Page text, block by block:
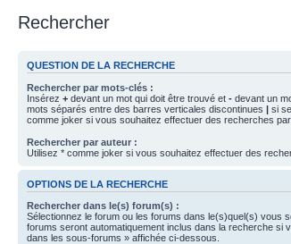
Rechercher
QUESTION DE LA RECHERCHE
Rechercher par mots-clés :
Insérez + devant un mot qui doit être trouvé et - devant un
mots séparés entre des barres verticales discontinues | si
comme joker si vous souhaitez effectuer des recherches
Rechercher par auteur :
Utilisez * comme joker si vous souhaitez effectuer des
OPTIONS DE LA RECHERCHE
Rechercher dans le(s) forum(s) :
Sélectionnez le forum ou les forums dans le(s)quel(s) vous
forums seront automatiquement inclus dans la recherche si
dans les sous-forums » affichée ci-dessous.